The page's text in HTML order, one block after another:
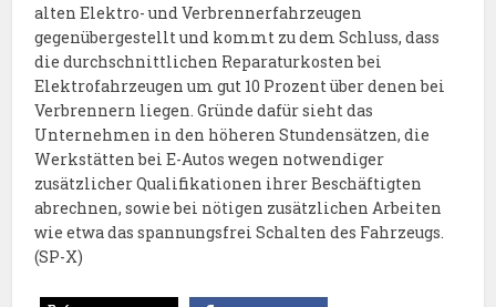
alten Elektro- und Verbrennerfahrzeugen
gegenübergestellt und kommt zu dem Schluss, dass
die durchschnittlichen Reparaturkosten bei
Elektrofahrzeugen um gut 10 Prozent über denen bei
Verbrennern liegen. Gründe dafür sieht das
Unternehmen in den höheren Stundensätzen, die
Werkstätten bei E-Autos wegen notwendiger
zusätzlicher Qualifikationen ihrer Beschäftigten
abrechnen, sowie bei nötigen zusätzlichen Arbeiten
wie etwa das spannungsfrei Schalten des Fahrzeugs.
(SP-X)